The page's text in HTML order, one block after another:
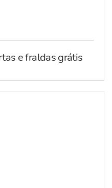
e fraldas grátis